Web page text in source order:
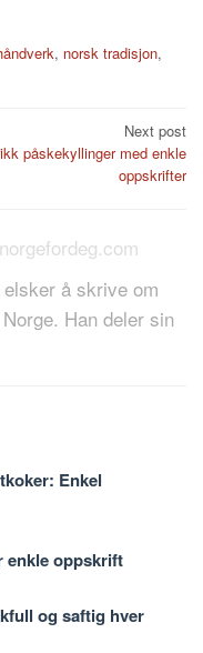
, norsk tradisjon,
Next post
påskekyllinger med enkle
oppskrifter
å skrive om
Han deler sin
Enkel
enkle oppskrift
og saftig hver